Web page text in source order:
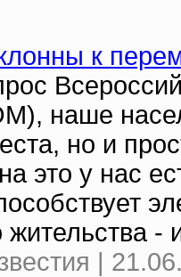
к
наше
но и
это у нас
-
|